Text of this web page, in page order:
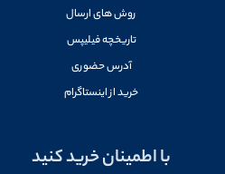
روش های ارسال
تاریخچه فیلیپس
آدرس حضوری
خرید از اینستاگرام
با اطمینان خرید کنید